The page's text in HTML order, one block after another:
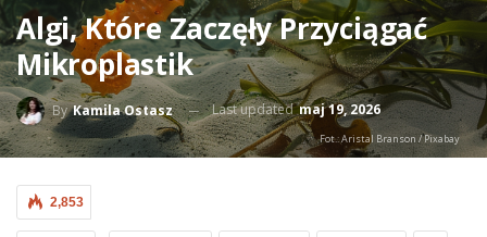
Algi, Które Zaczęły Przyciągać
Mikroplastik
ByKamila Ostasz Last updatedmaj 19, 2026
Fot.: Aristal Branson / Pixabay
2,853